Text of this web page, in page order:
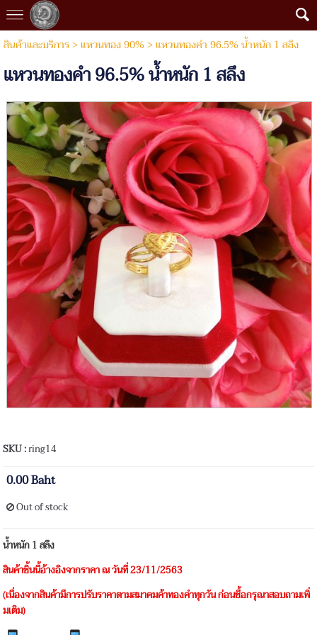
สินค้าและบริการ>แหวนทอง 90% > แหวนทองคำ 96.5% นํ้าหนัก 1 สลึง
แหวนทองคำ 96.5% นํ้าหนัก 1 สลึง
SKU :ring14
0.00 Baht
Out of stock
น้ำหนัก 1 สลึง
สินค้าชิ้นนี้อ้างอิงจากราคา ณ วันที่ 23/11/2563
(เนื่องจากสินค้ามีการปรับราคาตามสมาคมค้าทองคำทุกวัน ก่อนซื้อกรุณาสอบถามเพิ่
มเติม)